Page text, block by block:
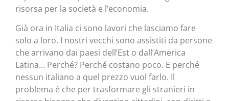
risorsa per la società e l’economia.
Già ora in Italia ci sono lavori che lasciamo fare
solo a loro. I nostri vecchi sono assistiti da persone
che arrivano dai paesi dell’Est o dall’America
Latina… Perché? Perché costano poco. E perché
nessun italiano a quel prezzo vuol farlo. Il
problema è che per trasformare gli stranieri in